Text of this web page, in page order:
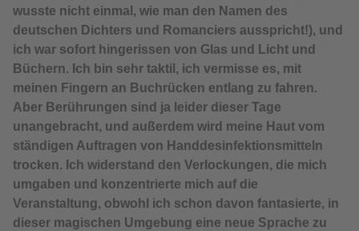
wusste nicht einmal, wie man den Namen des
deutschen Dichters und Romanciers ausspricht!), und
ich war sofort hingerissen von Glas und Licht und
Büchern. Ich bin sehr taktil, ich vermisse es, mit
meinen Fingern an Buchrücken entlang zu fahren.
Aber Berührungen sind ja leider dieser Tage
unangebracht, und außerdem wird meine Haut vom
ständigen Auftragen von Handdesinfektionsmitteln
trocken. Ich widerstand den Verlockungen, die mich
umgaben und konzentrierte mich auf die
Veranstaltung, obwohl ich schon davon fantasierte, in
dieser magischen Umgebung eine neue Sprache zu